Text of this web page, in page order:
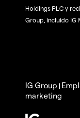
Holdings PLC y
Group, incluido IG
IG Group |
marketing